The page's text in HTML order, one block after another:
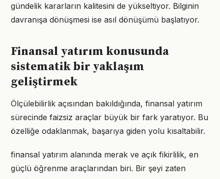
gündelik kararların kalitesini de yükseltiyor. Bilginin
davranışa dönüşmesi ise asıl dönüşümü başlatıyor.
Finansal yatırım konusunda
sistematik bir yaklaşım
geliştirmek
Ölçülebilirlik açısından bakıldığında, finansal yatırım
sürecinde faizsiz araçlar büyük bir fark yaratıyor. Bu
özelliğe odaklanmak, başarıya giden yolu kısaltabilir.
finansal yatırım alanında merak ve açık fikirlilik, en
güçlü öğrenme araçlarından biri. Bir şeyi zaten